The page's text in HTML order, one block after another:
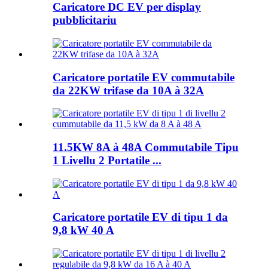
Caricatore DC EV per display
pubblicitariu
Caricatore portatile EV commutabile
da 22KW trifase da 10A à 32A
11.5KW 8A à 48A Commutabile Tipu
1 Livellu 2 Portatile ...
Caricatore portatile EV di tipu 1 da
9,8 kW 40 A